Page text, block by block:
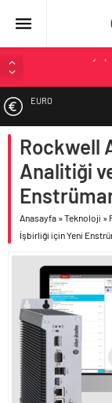
İV Kandilli’de
Geberit Info
Çimko, stratejik
gelişimini
Birleşik Arap
Kalyon İnşaat
EURO
ALTIN
BIST
DOLAR
Rockwell
Analitiği
Anasayfa »Teknoloji »
İşbirliği için Yeni